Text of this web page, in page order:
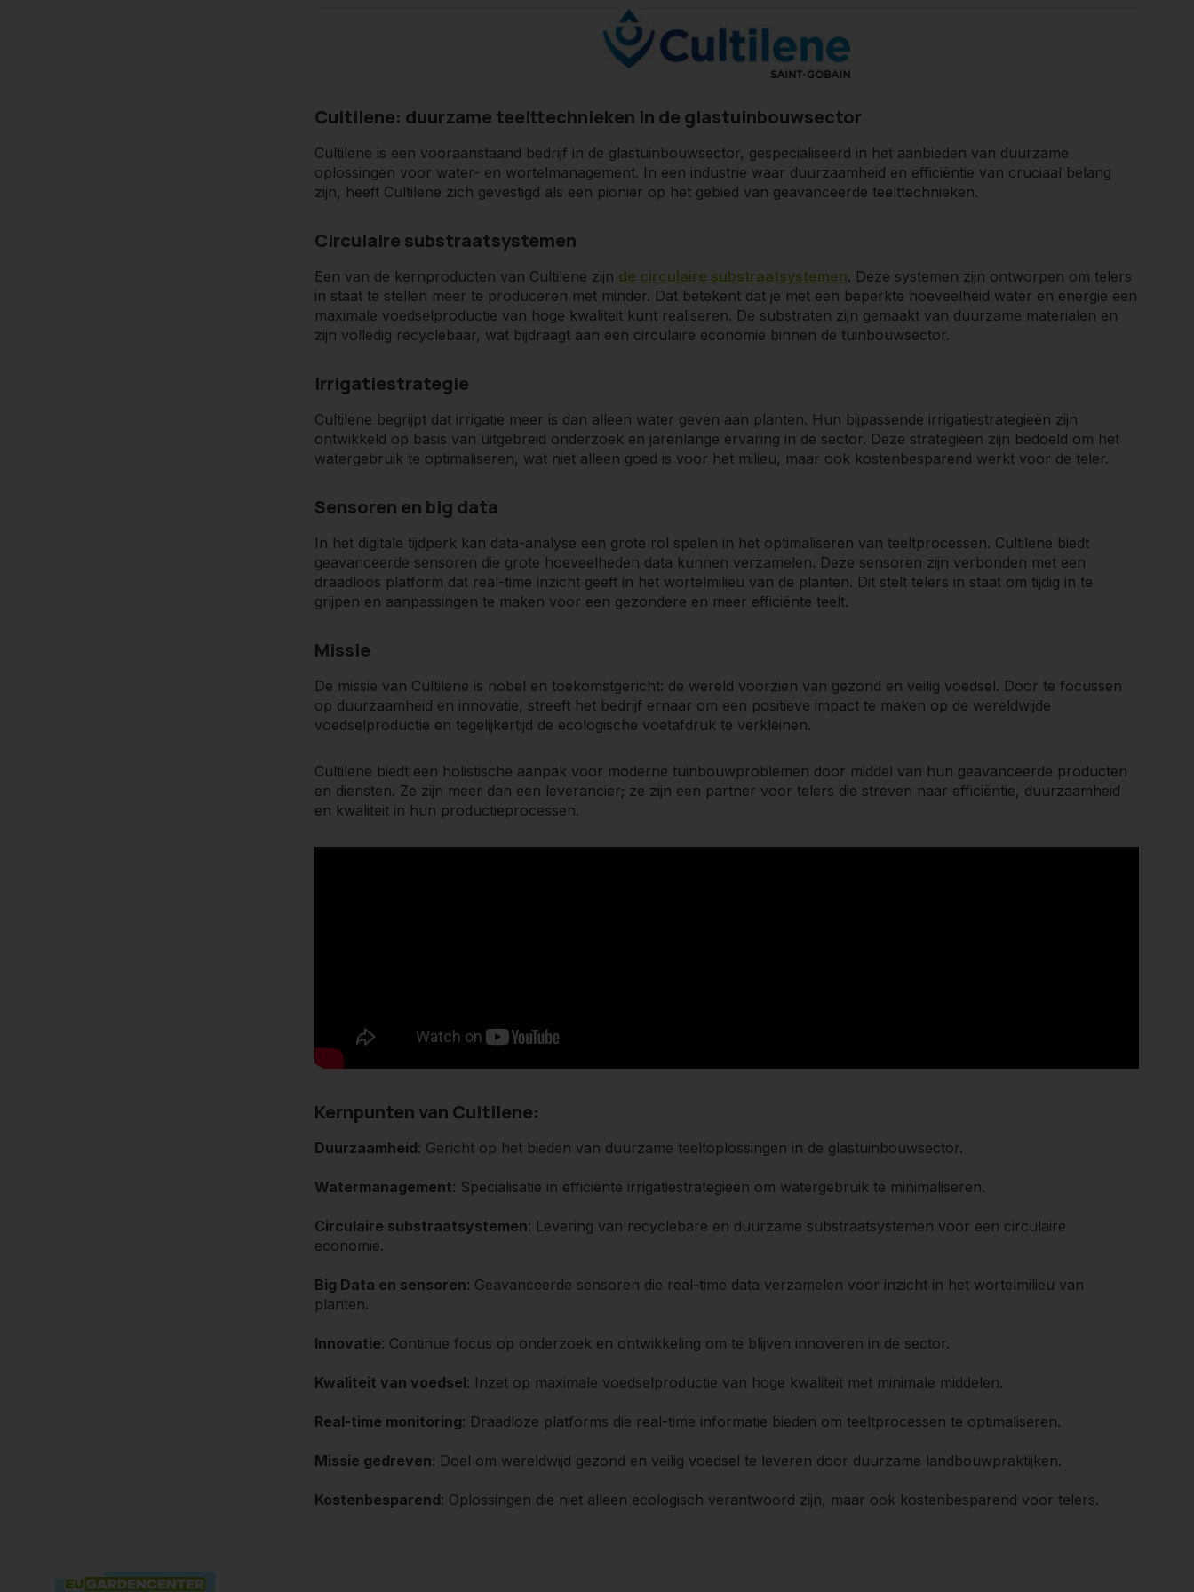
Kernpunten van Cultilene:
Duurzaamheid: Gericht op het bieden van duurzame teeltoplossingen in de glastuinbouwsector.
economie.
Big Data en sensoren: Geavanceerde sensoren die real-time data verzamelen voor inzicht in het wortelmilieu van
planten.
Innovatie: Continue focus op onderzoek en ontwikkeling om te blijven innoveren in de sector.
Kwaliteit van voedsel: Inzet op maximale voedselproductie van hoge kwaliteit met minimale middelen.
Real-time monitoring: Draadloze platforms die real-time informatie bieden om teeltprocessen te optimaliseren.
Missie gedreven: Doel om wereldwijd gezond en veilig voedsel te leveren door duurzame landbouwpraktijken.
Kostenbesparend: Oplossingen die niet alleen ecologisch verantwoord zijn, maar ook kostenbesparend voor telers.
Cultilene: duurzame teelttechnieken in de glastuinbouwsector
Cultilene is een vooraanstaand bedrijf in de glastuinbouwsector, gespecialiseerd in het aanbieden van duurzame
oplossingen voor water- en wortelmanagement. In een industrie waar duurzaamheid en efficiëntie van cruciaal belang
zijn, heeft Cultilene zich gevestigd als een pionier op het gebied van geavanceerde teelttechnieken.
Circulaire substraatsystemen
Een van de kernproducten van Cultilene zijn de circulaire substraatsystemen. Deze systemen zijn ontworpen om telers
in staat te stellen meer te produceren met minder. Dat betekent dat je met een beperkte hoeveelheid water en energie een
maximale voedselproductie van hoge kwaliteit kunt realiseren. De substraten zijn gemaakt van duurzame materialen en
zijn volledig recyclebaar, wat bijdraagt aan een circulaire economie binnen de tuinbouwsector.
Irrigatiestrategie
Cultilene begrijpt dat irrigatie meer is dan alleen water geven aan planten. Hun bijpassende irrigatiestrategieën zijn
ontwikkeld op basis van uitgebreid onderzoek en jarenlange ervaring in de sector. Deze strategieën zijn bedoeld om het
watergebruik te optimaliseren, wat niet alleen goed is voor het milieu, maar ook kostenbesparend werkt voor de teler.
Sensoren en big data
In het digitale tijdperk kan data-analyse een grote rol spelen in het optimaliseren van teeltprocessen. Cultilene biedt
geavanceerde sensoren die grote hoeveelheden data kunnen verzamelen. Deze sensoren zijn verbonden met een
draadloos platform dat real-time inzicht geeft in het wortelmilieu van de planten. Dit stelt telers in staat om tijdig in te
grijpen en aanpassingen te maken voor een gezondere en meer efficiënte teelt.
Missie
De missie van Cultilene is nobel en toekomstgericht: de wereld voorzien van gezond en veilig voedsel. Door te focussen
op duurzaamheid en innovatie, streeft het bedrijf ernaar om een positieve impact te maken op de wereldwijde
voedselproductie en tegelijkertijd de ecologische voetafdruk te verkleinen.
Cultilene biedt een holistische aanpak voor moderne tuinbouwproblemen door middel van hun geavanceerde producten
en diensten. Ze zijn meer dan een leverancier; ze zijn een partner voor telers die streven naar efficiëntie, duurzaamheid
en kwaliteit in hun productieprocessen.
Kernpunten van Cultilene:
Duurzaamheid: Gericht op het bieden van duurzame teeltoplossingen in de glastuinbouwsector.
Watermanagement: Specialisatie in efficiënte irrigatiestrategieën om watergebruik te minimaliseren.
Circulaire substraatsystemen: Levering van recyclebare en duurzame substraatsystemen voor een circulaire
economie.
Big Data en sensoren: Geavanceerde sensoren die real-time data verzamelen voor inzicht in het wortelmilieu van
planten.
Innovatie: Continue focus op onderzoek en ontwikkeling om te blijven innoveren in de sector.
Kwaliteit van voedsel: Inzet op maximale voedselproductie van hoge kwaliteit met minimale middelen.
Real-time monitoring: Draadloze platforms die real-time informatie bieden om teeltprocessen te optimaliseren.
Missie gedreven: Doel om wereldwijd gezond en veilig voedsel te leveren door duurzame landbouwpraktijken.
Kostenbesparend: Oplossingen die niet alleen ecologisch verantwoord zijn, maar ook kostenbesparend voor telers.